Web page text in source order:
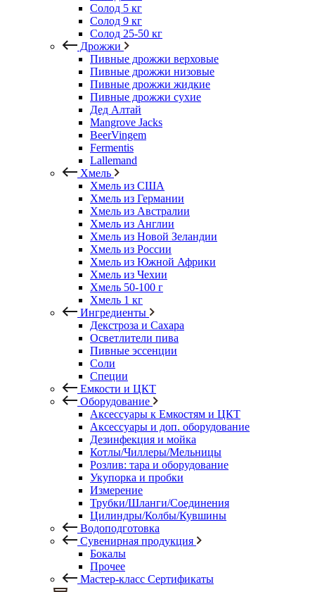
Солод 5 кг
Солод 9 кг
Солод 25-50 кг
Дрожжи
Пивные дрожжи верховые
Пивные дрожжи низовые
Пивные дрожжи жидкие
Пивные дрожжи сухие
Дед Алтай
Mangrove Jacks
BeerVingem
Fermentis
Lallemand
Хмель
Хмель из США
Хмель из Германии
Хмель из Австралии
Хмель из Англии
Хмель из Новой Зеландии
Хмель из России
Хмель из Южной Африки
Хмель из Чехии
Хмель 50-100 г
Хмель 1 кг
Ингредиенты
Декстроза и Сахара
Осветлители пива
Пивные эссенции
Соли
Специи
Емкости и ЦКТ
Оборудование
Аксессуары к Емкостям и ЦКТ
Аксессуары и доп. оборудование
Дезинфекция и мойка
Котлы/Чиллеры/Мельницы
Розлив: тара и оборудование
Укупорка и пробки
Измерение
Трубки/Шланги/Соединения
Цилиндры/Колбы/Кувшины
Водоподготовка
Сувенирная продукция
Бокалы
Прочее
Мастер-класс Сертификаты